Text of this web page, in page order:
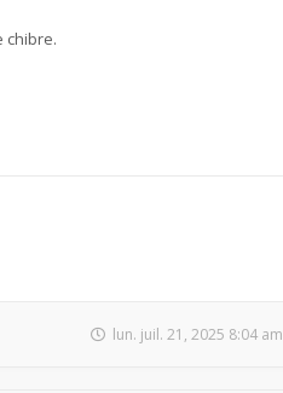
chibre.
lun. juil. 21, 2025 8:04 am